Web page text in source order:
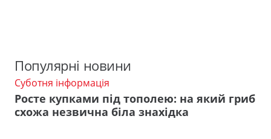
Популярні новини
Суботня інформація
Росте купками під тополею: на який гриб
схожа незвична біла знахідка